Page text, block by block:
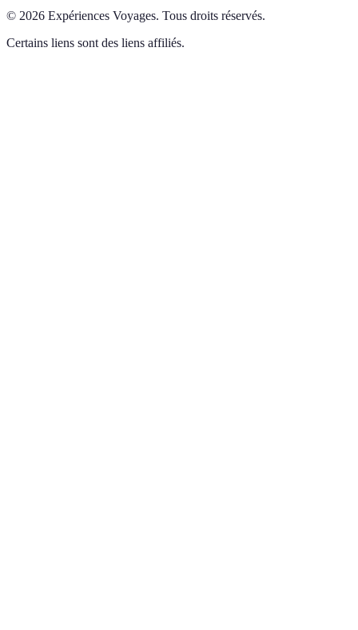
© 2026 Expériences Voyages. Tous droits réservés.
Certains liens sont des liens affiliés.